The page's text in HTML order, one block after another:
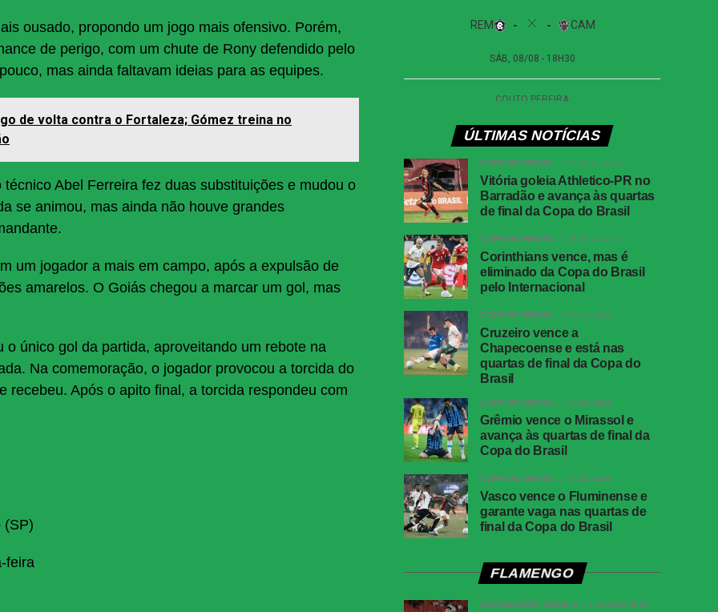
ousado, propondo um jogo mais ofensivo. Porém,
de perigo, com um chute de Rony defendido pelo
mas ainda faltavam ideias para as equipes.
de volta contra o Fortaleza; Gómez treina no
Abel Ferreira fez duas substituições e mudou o
se animou, mas ainda não houve grandes
um jogador a mais em campo, após a expulsão de
amarelos. O Goiás chegou a marcar um gol, mas
único gol da partida, aproveitando um rebote na
Na comemoração, o jogador provocou a torcida do
recebeu. Após o apito final, a torcida respondeu com
(SP)
feira
ÚLTIMAS NOTÍCIAS
COPA DO BRASIL 17 horas atrás
Vitória goleia Athletico-PR no
Barradão e avança às quartas
de final da Copa do Brasil
COPA DO BRASIL 18 horas atrás
Corinthians vence, mas é
eliminado da Copa do Brasil
pelo Internacional
COPA DO BRASIL 2 dias atrás
Cruzeiro vence a
Chapecoense e está nas
quartas de final da Copa do
Brasil
COPA DO BRASIL 2 dias atrás
Grêmio vence o Mirassol e
avança às quartas de final da
Copa do Brasil
COPA DO BRASIL 2 dias atrás
Vasco vence o Fluminense e
garante vaga nas quartas de
final da Copa do Brasil
FLAMENGO
BRASILEIRÃO SÉRIE A 1 semana atrás